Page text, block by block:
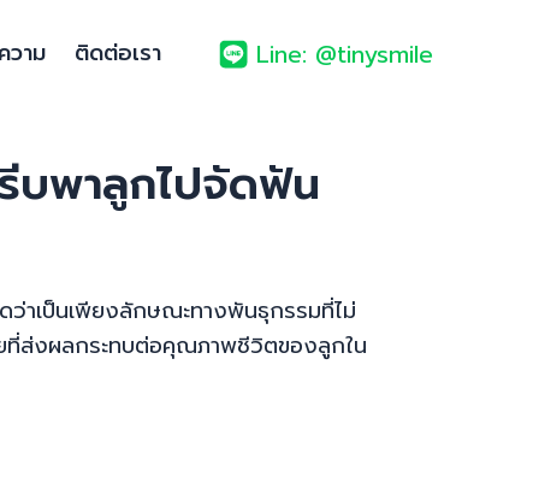
วาม ติดต่อเรา Line: @tinysmile
พาลูกไปจัดฟัน
าเป็นเพียงลักษณะทางพันธุกรรมที่ไม่
ที่ส่งผลกระทบต่อคุณภาพชีวิตของลูกใน